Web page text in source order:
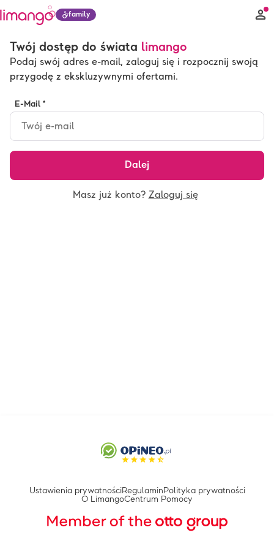
family
Twój dostęp do świata limango
Podaj swój adres e-mail, zaloguj się i rozpocznij swoją
przygodę z ekskluzywnymi ofertami.
E-Mail *
Dalej
Masz już konto? Zaloguj się
Ustawienia prywatnościRegulamin Polityka prywatności
O LimangoCentrum Pomocy